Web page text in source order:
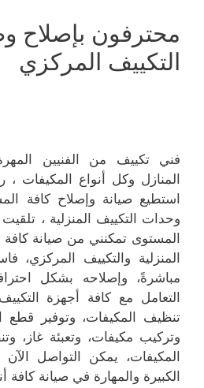
محترفون بإصلاح
التكييف المركزي
فني تكييف من الفنيين
المنازل وكل أنواع المكيفات ،
استطيع صيانة وإصلاح كافة
وحدات التكييف المنزلية ،
المستوى تمكنني من صيانة
المنزلية والتكييف
مباشرةً، وإصلاحه بشكل
التعامل مع كافة أجهزة
تنظيف المكيفات، وتوفير قطع
وتركيب مكيفات، وتعبئة غاز،
المكيفات، يمكن التواصل الآن
الكبيرة والمهارة في صيانة كافة